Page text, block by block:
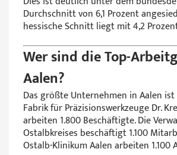
Durchschnitt von 6,1 Prozent
hessische Schnitt liegt mit 4,2
Wer sind die Top-
Aalen?
Das größte Unternehmen in Aalen ist
Fabrik für Präzisionswerkzeuge Dr.
arbeiten 1.800 Beschäftigte. Die
Ostalbkreises beschäftigt 1.100
Ostalb-Klinikum Aalen arbeiten 1.100